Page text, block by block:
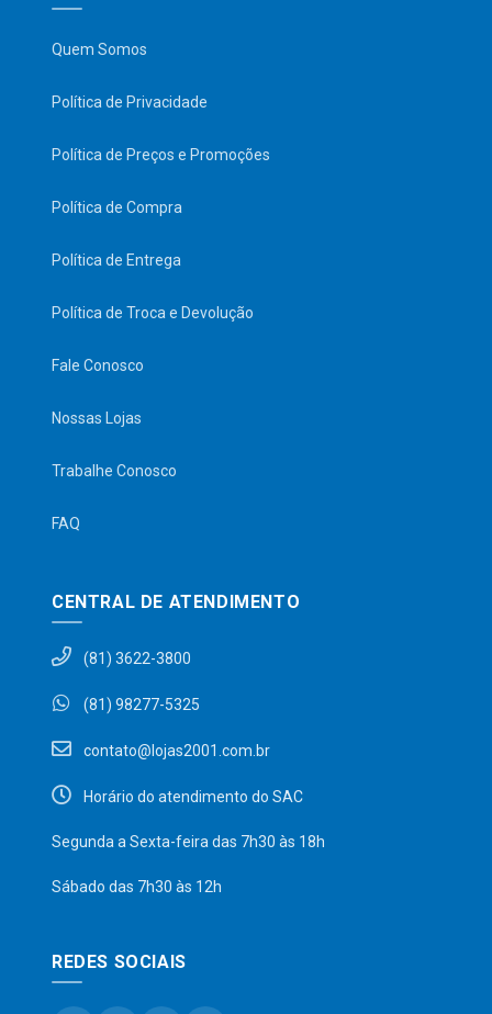
Quem Somos
Política de Privacidade
Política de Preços e Promoções
Política de Compra
Política de Entrega
Política de Troca e Devolução
Fale Conosco
Nossas Lojas
Trabalhe Conosco
FAQ
CENTRAL DE ATENDIMENTO
(81) 3622-3800
(81) 98277-5325
contato@lojas2001.com.br
Horário do atendimento do SAC
Segunda a Sexta-feira das 7h30 às 18h
Sábado das 7h30 às 12h
REDES SOCIAIS